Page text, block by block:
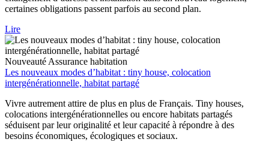
certaines obligations passent parfois au second plan.
Lire
Nouveauté Assurance habitation
Les nouveaux modes d’habitat : tiny house, colocation
intergénérationnelle, habitat partagé
Vivre autrement attire de plus en plus de Français. Tiny houses,
colocations intergénérationnelles ou encore habitats partagés
séduisent par leur originalité et leur capacité à répondre à des
besoins économiques, écologiques et sociaux.